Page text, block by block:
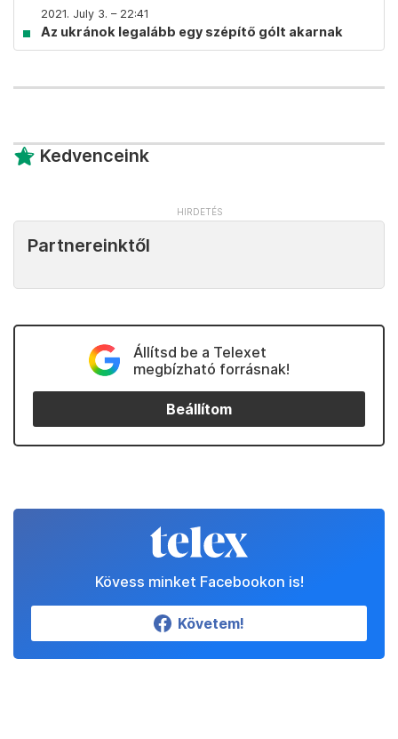
2021. July 3. – 22:41
Az ukránok legalább egy szépítő gólt akarnak
Kedvenceink
Partnereinktől
Állítsd be a Telexet
megbízható forrásnak!
Beállítom
Kövess minket Facebookon is!
Követem!